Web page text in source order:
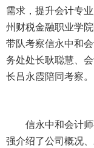
需求，提升会计专
州财税金融职业学
带队考察信永中和
务处处长耿聪慧、
长吕永霞陪同考察。
信永中和会计
强介绍了公司概况